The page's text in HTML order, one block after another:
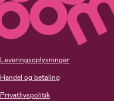
Leveringsoplysninger
Handel og betaling
Privatlivspolitik